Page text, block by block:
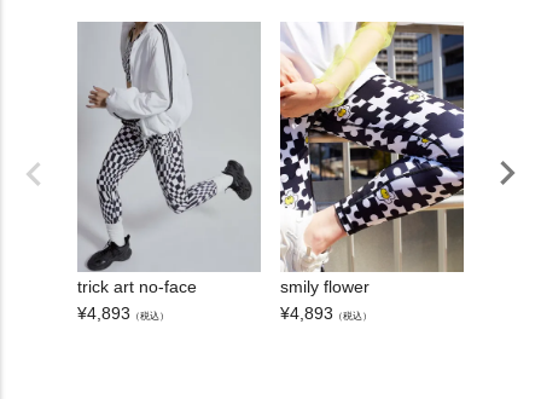
trick art no-face
¥4,893 （税込）
smily flower
¥4,893 （税込）